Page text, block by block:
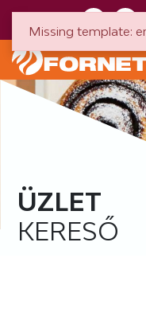
ÜZLET
KERESŐ
Missing template: